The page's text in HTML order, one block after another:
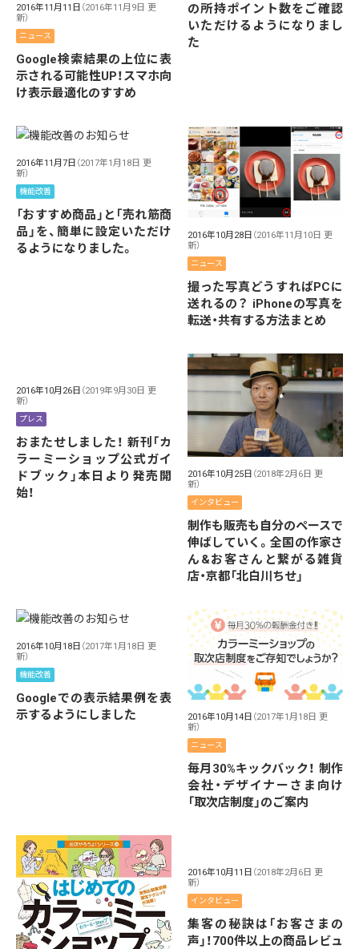
2016年11月11日 （2016年11月9日 更
新）
ニュース
Google検索結果の上位に表
示される可能性UP！スマホ向
け表示最適化のすすめ
の所持ポイント数をご確認
いただけるようになりまし
た
2016年11月7日 （2017年1月18日 更
新）
機能改善
「おすすめ商品」と「売れ筋商
品」を、簡単に設定いただけ
るようになりました。
2016年10月28日 （2016年11月10日 更
新）
ニュース
撮った写真どうすればPCに
送れるの？ iPhoneの写真を
転送・共有する方法まとめ
2016年10月26日 （2019年9月30日 更
新）
プレス
おまたせしました！ 新刊「カ
ラーミーショップ公式ガイ
ドブック」本日より発売開
始！
2016年10月25日 （2018年2月6日 更
新）
インタビュー
制作も販売も自分のペースで
伸ばしていく。全国の作家さ
ん&お客さんと繋がる雑貨
店・京都「北白川ちせ」
2016年10月18日 （2017年1月18日 更
新）
機能改善
Googleでの表示結果例を表
示するようにしました
2016年10月14日 （2017年1月18日 更
新）
ニュース
毎月30%キックバック！ 制作
会社・デザイナーさま向け
「取次店制度」のご案内
2016年10月11日 （2018年2月6日 更
新）
インタビュー
集客の秘訣は「お客さまの
声」！700件以上の商品レビュ